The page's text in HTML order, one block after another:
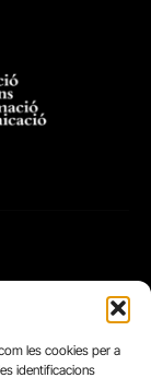
les cookies per a
identificacions